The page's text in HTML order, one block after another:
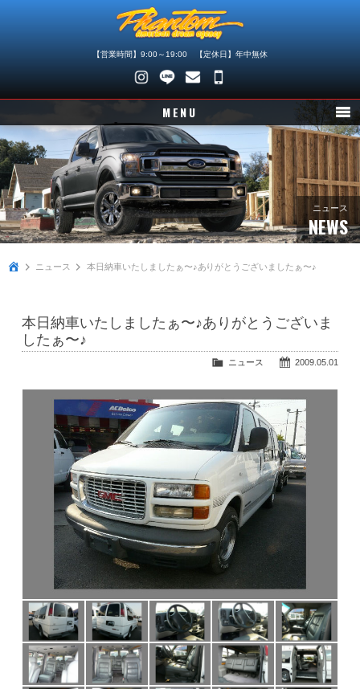
【営業時間】9:00～19:00 【定休日】年中無休
048-
745-
4446
MENU
ニュース
在庫車情報
パーツ情報
メンテナンス
買取査定
会社概要
ニュース
NEWS
ニュース 本日納車いたしましたぁ〜♪ありがとうございましたぁ〜♪
本日納車いたしましたぁ〜♪ありがとうございま
したぁ〜♪
2009.05.01
ニュース